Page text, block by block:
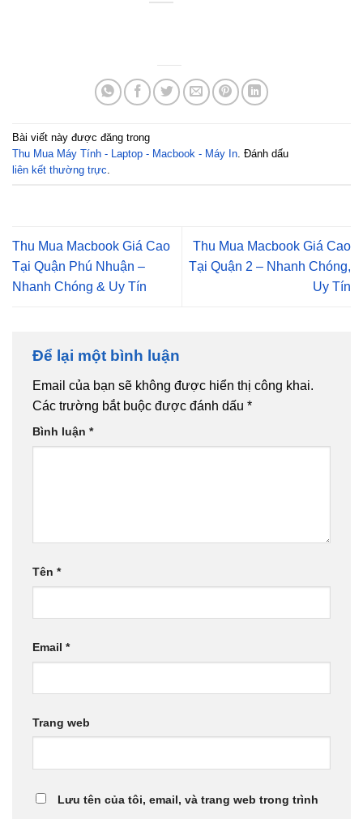
Bài viết này được đăng trong
Thu Mua Máy Tính - Laptop - Macbook - Máy In . Đánh dấu
liên kết thường trực
Thu Mua Macbook Giá Cao
Tại Quận Phú Nhuận –
Nhanh Chóng & Uy Tín
Thu Mua Macbook Giá Cao
Tại Quận 2 – Nhanh Chóng,
Uy Tín
Để lại một bình luận
Email của bạn sẽ không được hiển thị công khai.
Các trường bắt buộc được đánh dấu *
Bình luận *
Tên *
Email *
Trang web
Lưu tên của tôi, email, và trang web trong trình